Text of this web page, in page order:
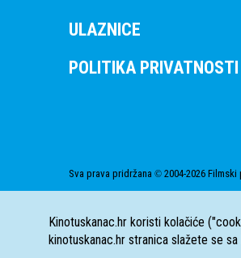
ULAZNICE
POLITIKA PRIVATNOSTI
Sva prava pridržana © 2004-2026
Kinotuskanac.hr koristi kolačiće
kinotuskanac.hr stranica slažete se